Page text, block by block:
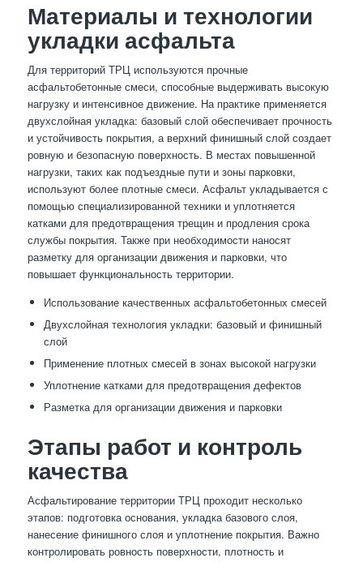
Материалы и технологии
укладки асфальта
Для территорий ТРЦ используются прочные
асфальтобетонные смеси, способные выдерживать высокую
нагрузку и интенсивное движение. На практике применяется
двухслойная укладка: базовый слой обеспечивает прочность
и устойчивость покрытия, а верхний финишный слой создает
ровную и безопасную поверхность. В местах повышенной
нагрузки, таких как подъездные пути и зоны парковки,
используют более плотные смеси. Асфальт укладывается с
помощью специализированной техники и уплотняется
катками для предотвращения трещин и продления срока
службы покрытия. Также при необходимости наносят
разметку для организации движения и парковки, что
повышает функциональность территории.
Использование качественных асфальтобетонных смесей
Двухслойная технология укладки: базовый и финишный
слой
Применение плотных смесей в зонах высокой нагрузки
Уплотнение катками для предотвращения дефектов
Разметка для организации движения и парковки
Этапы работ и контроль
качества
Асфальтирование территории ТРЦ проходит несколько
этапов: подготовка основания, укладка базового слоя,
нанесение финишного слоя и уплотнение покрытия. Важно
контролировать ровность поверхности, плотность и